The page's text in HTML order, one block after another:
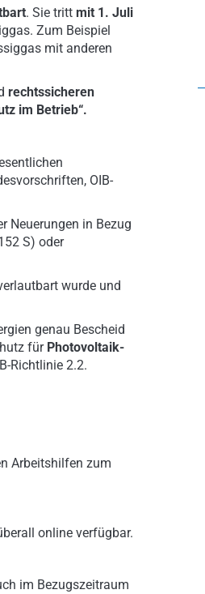
. Sie tritt mit 1. Juli
Zum Beispiel
mit anderen
rechtssicheren
im Betrieb“.
OIB-
Neuerungen in Bezug
S) oder
wurde und
genau Bescheid
für Photovoltaik-
Richtlinie 2.2.
Arbeitshilfen zum
online verfügbar.
im Bezugszeitraum